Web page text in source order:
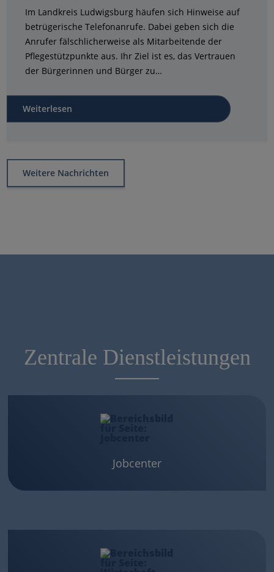
Im Landkreis Ludwigsburg häufen sich Hinweise auf
betrügerische Telefonanrufe. Dabei geben sich die
Anrufer fälschlicherweise als Mitarbeitende der
Pflegestützpunkte aus. Ihr Ziel ist es, das Vertrauen
der Bürgerinnen und Bürger zu…
Weiterlesen
Weitere Nachrichten
Zentrale Dienstleistungen
Jobcenter